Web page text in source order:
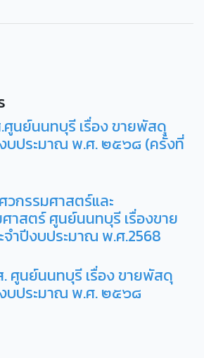
ศูนย์นนทบุรี เรื่อง ขายพัสดุ
บประมาณ พ.ศ. ๒๕๖๘ (ครั้งที่
วกรรมศาสตร์และ
าสตร์ ศูนย์นนทบุรี เรื่องขาย
ำปีงบประมาณ พ.ศ.2568
. ศูนย์นนทบุรี เรื่อง ขายพัสดุ
บประมาณ พ.ศ. ๒๕๖๘